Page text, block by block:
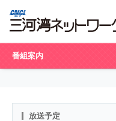
番組案内
放送予定